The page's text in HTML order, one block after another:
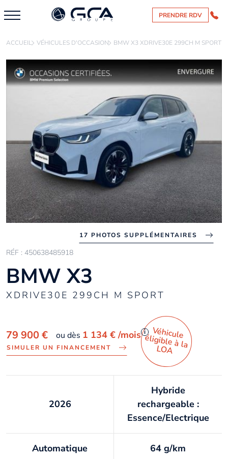
PRENDRE RDV
ACCUEIL VÉHICULES D'OCCASION BMW X3 XDRIVE30E 299CH M SPORT
17 PHOTOS SUPPLÉMENTAIRES
RÉF : 450638485918
BMW X3
XDRIVE30E 299CH M SPORT
79 900 € ou dès 1 134 €/mois i
SIMULER UN FINANCEMENT
Véhicule
éligible à la
LO
A
2026
Hybride
rechargeable :
Essence/Electrique
Automatique 64 g/km